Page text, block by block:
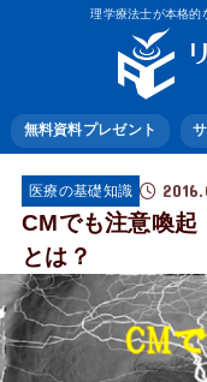
理学療法士が本格的
無料資料プレゼント
医療の基礎知識
CMでも注意喚起
とは？